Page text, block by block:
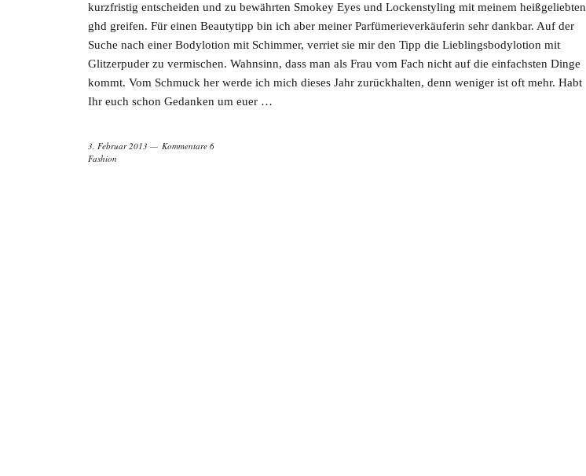
kurzfristig entscheiden und zu bewährten Smokey Eyes und Lockenstyling mit meinem heißgeliebten
ghd greifen. Für einen Beautytipp bin ich aber meiner Parfümerieverkäuferin sehr dankbar. Auf der
Suche nach einer Bodylotion mit Schimmer, verriet sie mir den Tipp die Lieblingsbodylotion mit
Glitzerpuder zu vermischen. Wahnsinn, dass man als Frau vom Fach nicht auf die einfachsten Dinge
kommt. Vom Schmuck her werde ich mich dieses Jahr zurückhalten, denn weniger ist oft mehr. Habt
Ihr euch schon Gedanken um euer …
3. Februar 2013
Kommentare 6
Fashion